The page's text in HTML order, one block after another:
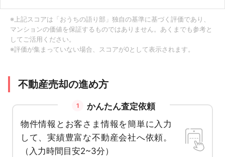
※上記スコアは「おうちの語り部」独自の基準に基づく評価であり、
マンションの価値を保証するものではありません。あくまでも参考と
してご活用ください。
※評価が集まっていない場合、スコアが0として表示されます。
不動産売却の進め方
1
かんたん査定依頼
物件情報とお客さま情報を簡単に入力
して、実績豊富な不動産会社へ依頼。
（入力時間目安2~3分）